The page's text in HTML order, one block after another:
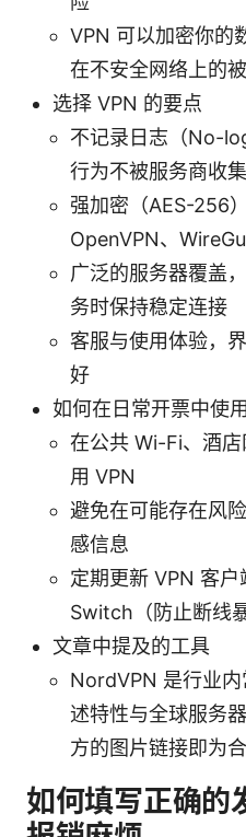
VPN 可以加密你的
在不安全网络上的
选择 VPN 的要点
不记录日志（No-
行为不被服务商收集
强加密（AES-256
OpenVPN、
广泛的服务器覆盖
务时保持稳定连接
客服与使用体验，
好
如何在日常开票中使
在公共 Wi-Fi、酒
用 VPN
避免在可能存在风
感信息
定期更新 VPN 客
Switch（防止断线
文章中提及的工具
NordVPN 是行业
述特性与全球服务
方的图片链接即为
如何填写正确的